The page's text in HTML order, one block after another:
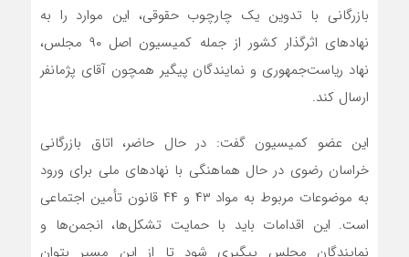
بازرگانی با تدوین یک چارچوب حقوقی، این موارد را به
نهادهای اثرگذار کشور از جمله کمیسیون اصل ۹۰ مجلس،
نهاد ریاست‌جمهوری و نمایندگان پیگیر همچون آقای پژمانفر
ارسال کند.
این عضو کمیسیون گفت: در حال حاضر، اتاق بازرگانی
خراسان رضوی در حال هماهنگی با نهادهای ملی برای ورود
به موضوعات مربوط به مواد ۴۳ و ۴۴ قانون تأمین اجتماعی
است. این اقدامات باید با حمایت تشکل‌ها، انجمن‌ها و
نمایندگان مجلس پیگیری شود تا از این مسیر بتوان